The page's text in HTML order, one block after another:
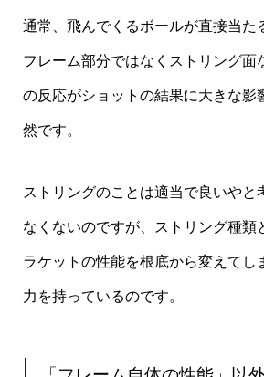
通常、飛んでくるボールが直接当た
フレーム部分ではなくストリング面
の反応がショットの結果に大きな影
然です。
ストリングのことは適当で良いやと
なくないのですが、ストリング種類
ラケットの性能を根底から変えてし
力を持っているのです。